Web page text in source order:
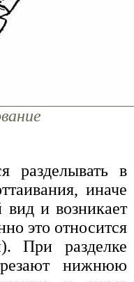
разделывать в
иначе
и возникает
это относится
При разделке
нижнюю